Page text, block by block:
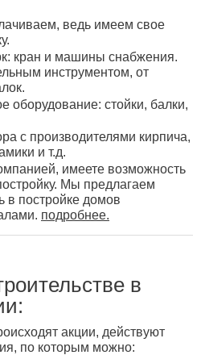
ведь имеем свое
кран и машины снабжения.
инструментом, от
оборудование: стойки, балки,
с производителями кирпича,
и т.д.
имеете возможность
Мы предлагаем
в постройке домов
подробнее.
в
акции, действуют
по которым можно: